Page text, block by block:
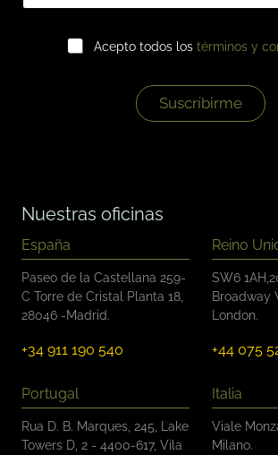
v
e
r
i
f
i
c
a
i
n
*
Acepto todos los términos y
Suscríbirme
Nuestras oficinas
España
Paseo de la Castellana 259-
C Torre de Cristal Planta 18,
28046 -Madrid.
+34 911 190 540
Reino
SW6
Broadway
London.
+44 075
Portugal
Rua D. B. Marques, 245, Lake
Towers D, 2 - 4400-617, Vila
Italia
Viale
Milano.